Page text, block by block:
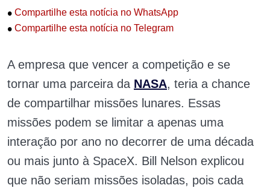
• Compartilhe esta notícia no WhatsApp
• Compartilhe esta notícia no Telegram
A empresa que vencer a competição e se
tornar uma parceira da NASA, teria a chance
de compartilhar missões lunares. Essas
missões podem se limitar a apenas uma
interação por ano no decorrer de uma década
ou mais junto à SpaceX. Bill Nelson explicou
que não seriam missões isoladas, pois cada